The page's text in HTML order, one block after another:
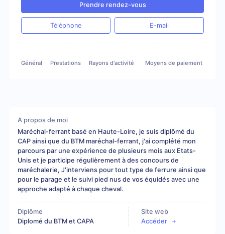
Prendre rendez-vous
Téléphone E-mail
Général Prestations Rayons d'activité Moyens de paiement
A propos de moi
Maréchal-ferrant basé en Haute-Loire, je suis diplômé du
CAP ainsi que du BTM maréchal-ferrant, j'ai complété mon
parcours par une expérience de plusieurs mois aux Etats-
Unis et je participe régulièrement à des concours de
maréchalerie, J'interviens pour tout type de ferrure ainsi que
pour le parage et le suivi pied nus de vos équidés avec une
approche adapté à chaque cheval.
Diplôme
Diplomé du BTM et CAPA
Site web
Accéder